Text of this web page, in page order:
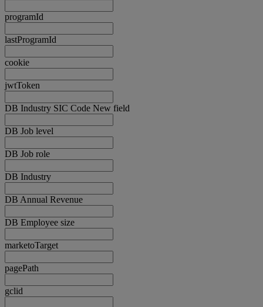
programId
lastProgramId
cookie
jwtToken
DB Industry SIC Code New field
DB Job level
DB Job role
DB Industry
DB Annual Revenue
DB Employee size
marketoTarget
pagePath
gclid